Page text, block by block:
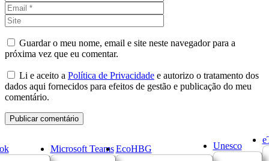
Guardar o meu nome, email e site neste navegador para a
próxima vez que eu comentar.
Li e aceito a Política de Privacidade e autorizo o tratamento dos
dados aqui fornecidos para efeitos de gestão e publicação do meu
comentário.
Microsoft Teams EcoHBG Unesco